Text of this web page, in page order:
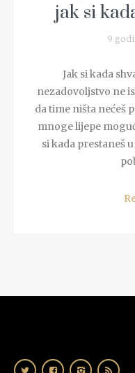
jak si
9
Jak si kada
nezadovoljstvo ne
da time ništa nećeš
mnoge lijepe
si kada prestaneš